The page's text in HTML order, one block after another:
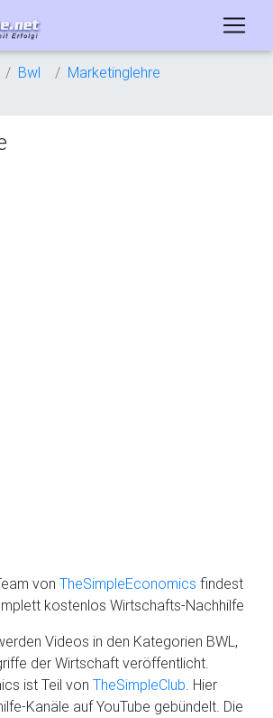
Bwl
Marketinglehre
von TheSimpleEconomics findest
kostenlos Wirtschafts-Nachhilfe
Videos in den Kategorien BWL,
der Wirtschaft veröffentlicht.
ist Teil von TheSimpleClub. Hier
Kanäle auf YouTube gebündelt. Die